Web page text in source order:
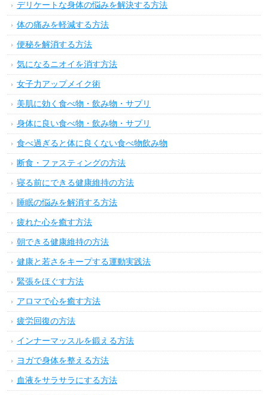
デリケートな身体の悩みを解決する方法
体の痛みを軽減する方法
便秘を解消する方法
気になるニオイを消す方法
女子力アップメイク術
美肌に効く食べ物・飲み物・サプリ
身体に良い食べ物・飲み物・サプリ
食べ過ぎると体に良くない食べ物飲み物
断食・ファスティングの方法
寝る前にできる健康維持の方法
睡眠の悩みを解消する方法
疲れた心を癒す方法
朝できる健康維持の方法
健康と若さをキープする運動実践法
緊張をほぐす方法
アロマで心を癒す方法
疲労回復の方法
インナーマッスルを鍛える方法
ヨガで身体を整える方法
血液をサラサラにする方法